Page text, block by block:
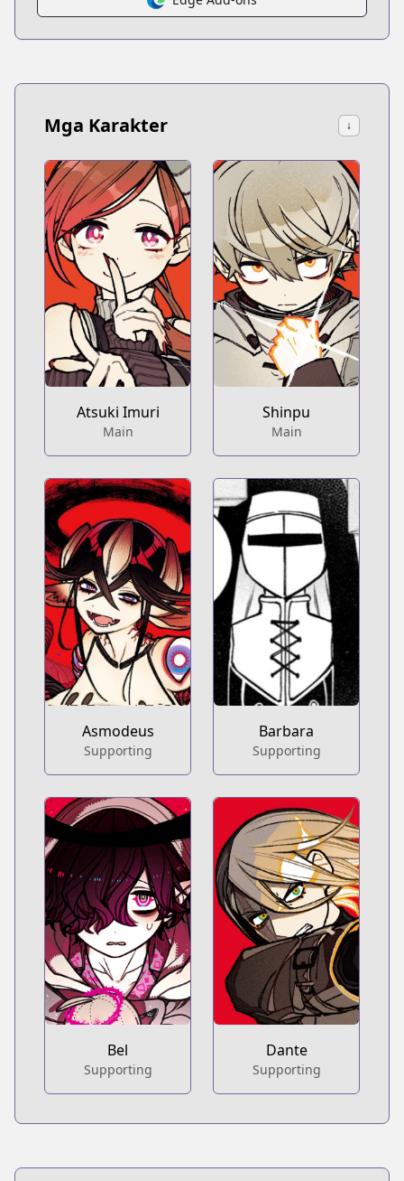
Mga Karakter ↓
Atsuki Imuri
Main
Shinpu
Main
Asmodeus
Supporting
Barbara
Supporting
Bel
Supporting
Dante
Supporting